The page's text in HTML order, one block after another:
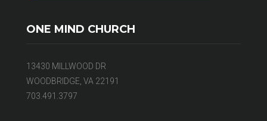
ONE MIND CHURCH
13430 MILLWOOD DR
WOODBRIDGE, VA 22191
703.491.3797